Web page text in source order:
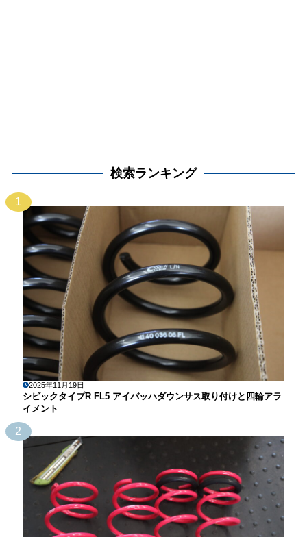
検索ランキング
1
2025年11月19日
シビックタイプR FL5 アイバッハダウンサス取り付けと四輪アラ
イメント
2